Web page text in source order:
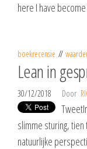
here I have
boekrecensie
Lean in
30/12/2018 Door
slimme sturing,
natuurlijke